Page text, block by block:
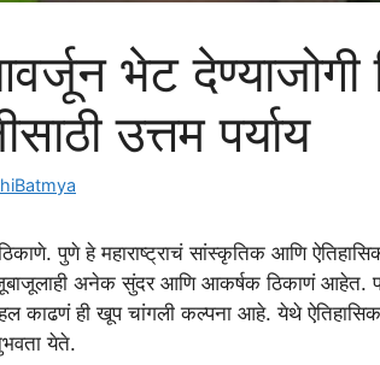
भेट देण्याजोगी
उत्तम पर्याय
पुणे हे महाराष्ट्राचं सांस्कृतिक आणि
अनेक सुंदर आणि आकर्षक ठिकाणं आहेत.
काढणं ही खूप चांगली कल्पना आहे. येथे
येते.